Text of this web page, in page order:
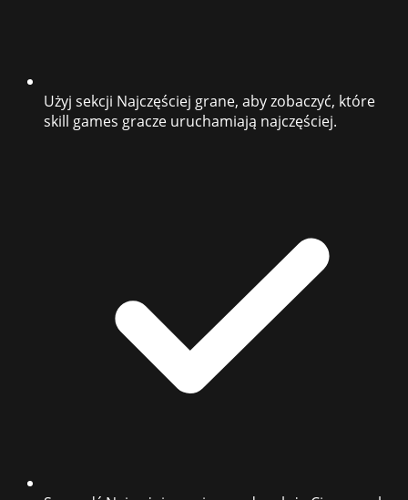
Użyj sekcji Najczęściej grane, aby zobaczyć, które
skill games gracze uruchamiają najczęściej.